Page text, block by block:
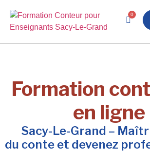
0
Formation
en ligne
Sacy-Le-Grand –
du conte et devenez